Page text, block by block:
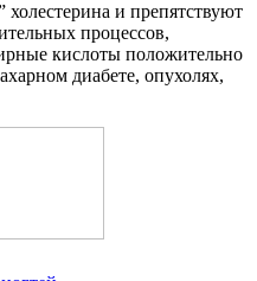
и препятствуют
процессов,
кислоты положительно
диабете, опухолях,